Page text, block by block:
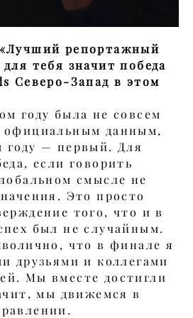
репортажный
тебя значит победа
Северо-Запад в этом
году была не совсем
официальным данным,
— первый. Для
если говорить
смысле не
Это просто
того, что и в
был не случайным.
что в финале я
друзьями и коллегами
Мы вместе достигли
мы движемся в